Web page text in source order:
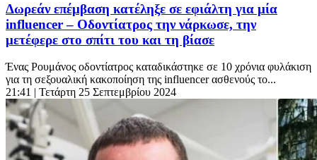
Δωρεάν επέμβαση κατέληξε σε εφιάλτη για μία
influencer – Οδοντίατρος την νάρκωσε, την
μετέφερε στο σπίτι του και τη βίασε
Ένας Ρουμάνος οδοντίατρος καταδικάστηκε σε 10 χρόνια φυλάκιση
για τη σεξουαλική κακοποίηση της influencer ασθενούς το...
21:41 | Τετάρτη 25 Σεπτεμβρίου 2024